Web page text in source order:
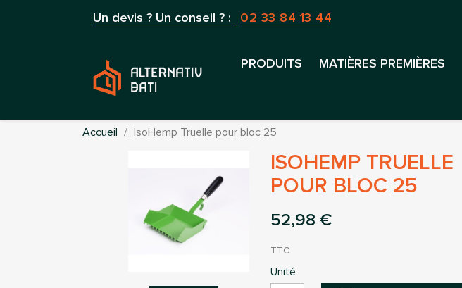
Un devis ? Un conseil ? : 02 33 84 13 44
PRODUITS MATIÈRES PREMIÈRES
Accueil IsoHemp Truelle pour bloc 25
ISOHEMP TRUELLE
POUR BLOC 25
52,98 €
TTC
Unité